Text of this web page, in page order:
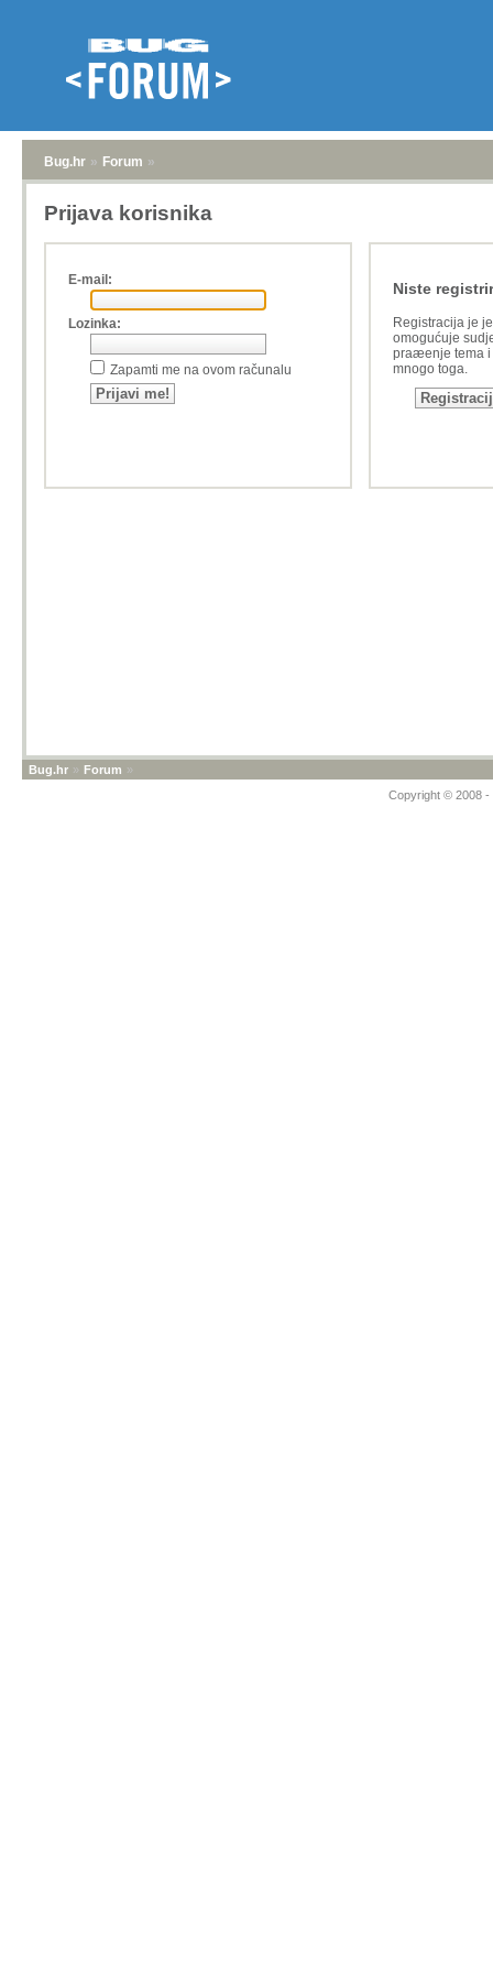
Bug.hr » Forum »
Prijava korisnika
E-mail:
Lozinka:
Zapamti me na ovom računalu
Niste
Registracija je
omogućuje
praæenje tema i
mnogo toga.
Bug.hr » Forum »
Copyright © 2008 -